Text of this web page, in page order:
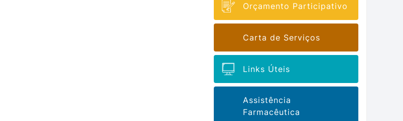
Orçamento Participativo
Carta de Serviços
Links Úteis
Assistência
Farmacêutica